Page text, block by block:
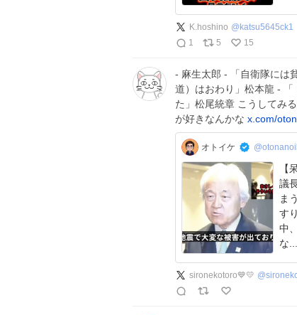
K.hoshino @ katsu5645ck1
1
5 15
- 麻生太郎 - 「自衛隊には
道）はおわり」松本龍 -
た」松尾統章 こうしてみ
が好きなんかな x.com/
オトイケ
【
議
まうw 「人々の心の豊かさに
すり
中
sironekotoro💙💛 @